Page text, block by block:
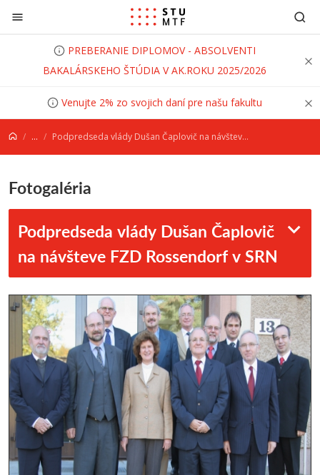
Prejsť na obsah
PREBERANIE DIPLOMOV - ABSOLVENTI
BAKALÁRSKEHO ŠTÚDIA V AK.ROKU 2025/2026
Venujte 2% zo svojich daní pre našu fakultu
... Podpredseda vlády Dušan Čaplovič na návšteve FZD Rossendorf v SRN
Fotogaléria
Podpredseda vlády Dušan Čaplovič
na návšteve FZD Rossendorf v SRN